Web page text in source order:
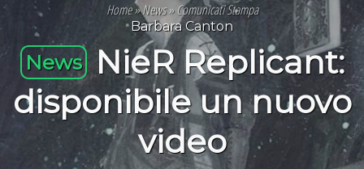
Home»News»Comunicati Stampa
Barbara Canton
News NieR Replicant:
disponibile un nuovo
video